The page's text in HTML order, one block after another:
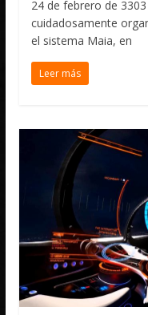
24 de febrero de
cuidadosamente
el sistema Maia, en
Leer más